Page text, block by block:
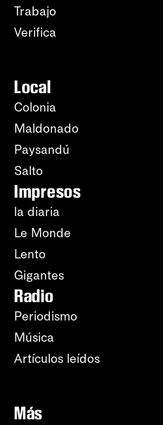
Trabajo
Verifica
Local
Colonia
Maldonado
Paysandú
Salto
Impresos
la diaria
Le Monde
Lento
Gigantes
Radio
Periodismo
Música
Artículos leídos
Más